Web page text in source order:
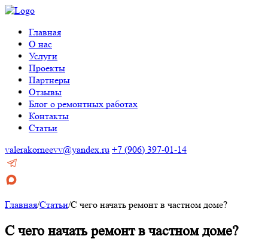
Главная
О нас
Услуги
Проекты
Партнеры
Отзывы
Блог о ремонтных работах
Контакты
Статьи
valerakorneevv@yandex.ru +7 (906) 397-01-14
Главная/Статьи/С чего начать ремонт в частном доме?
С чего начать ремонт в частном доме?